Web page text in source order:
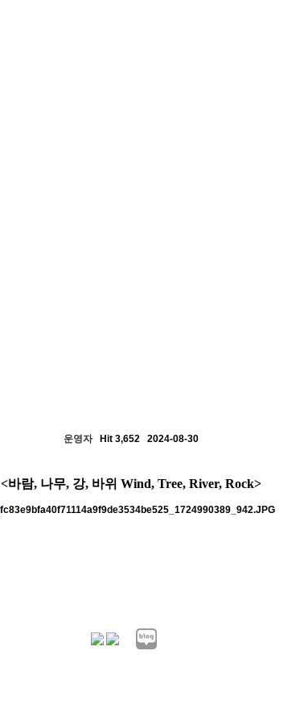
운영자 Hit 3,652 2024-08-30
<바람, 나무, 강, 바위 Wind, Tree, River, Rock>